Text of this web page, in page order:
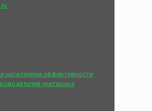
населением эффективности
унитарных